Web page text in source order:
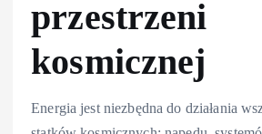
przestrzeni
kosmicznej
Energia jest niezbędna do działania